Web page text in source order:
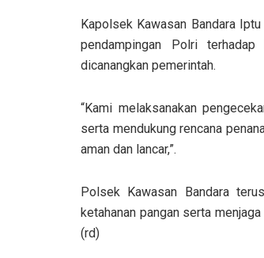
Kapolsek Kawasan Bandara
pendampingan Polri
dicanangkan pemerintah.
“Kami melaksanakan
serta mendukung rencana
aman dan lancar,”.
Polsek Kawasan Bandara
ketahanan pangan serta
(rd)